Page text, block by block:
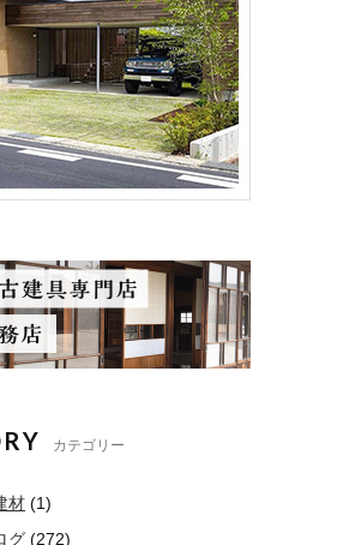
カテゴリー
材 (1)
グ (272)